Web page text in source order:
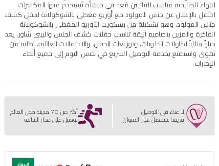
انتهاء الصلاحية مناسب للنباتيين مُعد في منشأة تُستخدم فيها المكسرات
احتفل بالإعلان عن جنس المولود مع أوريو مغطى بالشوكولاتة لحفل كشف
جنس المولود، وهو تشكيلة من بسكويت الأوريو المغطى بالشوكولاتة
الفاخرة والمزين بتصاميم أنيقة تناسب حفلات كشف الجنس والبيبي شاور. يعد
خياراً مثالياً لطاولات الحلويات، وتوزيعات الحفل، والاحتفالات العائلية. اطلبه من
نقوى واستمتع بخدمة التوصيل السريع في نفس اليوم إلى جميع أنحاء
الإمارات.
لا عناء في التوصيل
فريقنا سيحصل على العنوان
أكثر من 70 مدينة حول العالم
توصيل على مدار الساعة